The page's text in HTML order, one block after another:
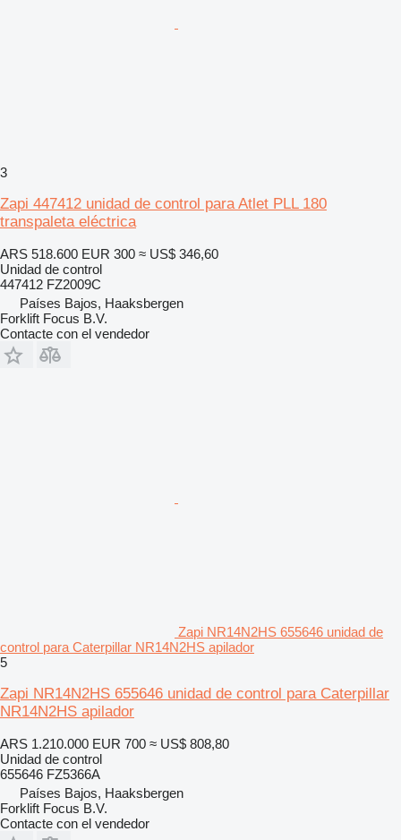
3
Zapi 447412 unidad de control para Atlet PLL 180
transpaleta eléctrica
ARS 518.600 EUR 300 ≈ US$ 346,60
Unidad de control
447412 FZ2009C
Países Bajos, Haaksbergen
Forklift Focus B.V.
Contacte con el vendedor
Zapi NR14N2HS 655646 unidad de
control para Caterpillar NR14N2HS apilador
5
Zapi NR14N2HS 655646 unidad de control para Caterpillar
NR14N2HS apilador
ARS 1.210.000 EUR 700 ≈ US$ 808,80
Unidad de control
655646 FZ5366A
Países Bajos, Haaksbergen
Forklift Focus B.V.
Contacte con el vendedor